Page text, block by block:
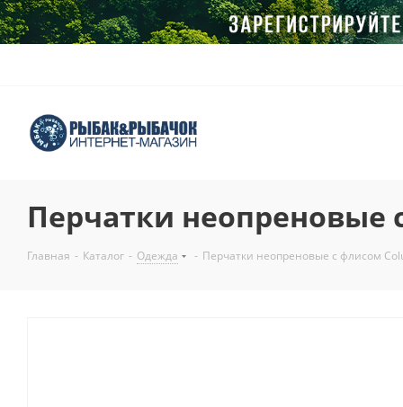
Перчатки неопреновые
Главная - Каталог - Одежда - Перчатки неопреновые с флисом